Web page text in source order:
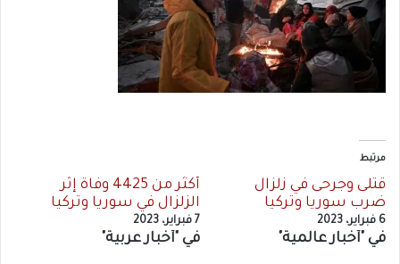
مرتبط
قتلى وجرحى في زلزال
ضرب سوريا وتركيا
6 فبراير، 2023
في "أخبار عالمية"
أكثر من 4425‬ وفاة إثر
الزلزال في سوريا وتركيا
7 فبراير، 2023
في "أخبار عربية"